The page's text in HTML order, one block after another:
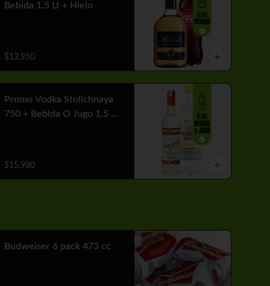
Bebida 1.5 Lt + Hielo
$13.950
Promo Vodka Stolichnaya
750 + Bebida O Jugo 1.5 Lt
$15.980
Budweiser 6 pack 473 cc